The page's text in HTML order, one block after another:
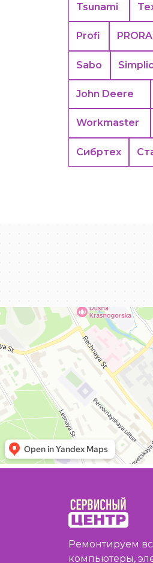
Tsunami
Profi
Sabo
John Deere
Workmaster
Сибртех
Ремонтируем
компьютеры,